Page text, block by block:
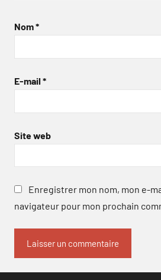
Nom*
E-mail *
Site web
Enregistrer mon nom, mon e-
navigateur pour mon prochain